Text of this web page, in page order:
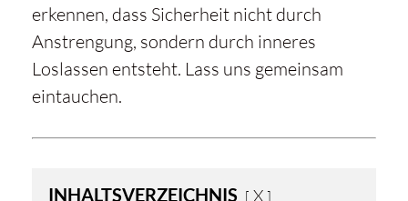
erkennen, dass Sicherheit nicht durch
Anstrengung, sondern durch inneres
Loslassen entsteht. Lass uns gemeinsam
eintauchen.
INHALTSVERZEICHNIS
X